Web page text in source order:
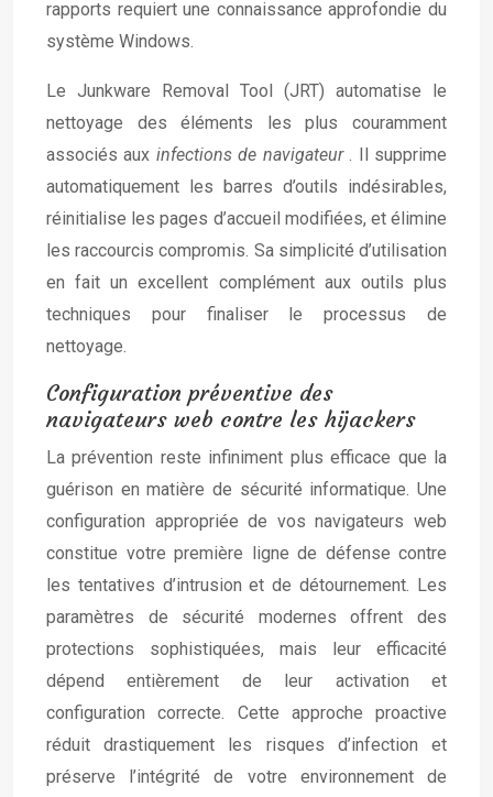
rapports requiert une connaissance approfondie du
système Windows.
Le Junkware Removal Tool (JRT) automatise le
nettoyage des éléments les plus couramment
associés aux infections de navigateur. Il supprime
automatiquement les barres d’outils indésirables,
réinitialise les pages d’accueil modifiées, et élimine
les raccourcis compromis. Sa simplicité d’utilisation
en fait un excellent complément aux outils plus
techniques pour finaliser le processus de
nettoyage.
Configuration préventive des
navigateurs web contre les hijackers
La prévention reste infiniment plus efficace que la
guérison en matière de sécurité informatique. Une
configuration appropriée de vos navigateurs web
constitue votre première ligne de défense contre
les tentatives d’intrusion et de détournement. Les
paramètres de sécurité modernes offrent des
protections sophistiquées, mais leur efficacité
dépend entièrement de leur activation et
configuration correcte. Cette approche proactive
réduit drastiquement les risques d’infection et
préserve l’intégrité de votre environnement de